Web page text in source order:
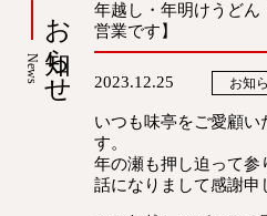
お知らせ
News
年越し・年明けうどん
営業です】
2023.12.25 お知
いつも味亭をご愛顧い
す。
年の瀬も押し迫って参
話になりまして感謝申